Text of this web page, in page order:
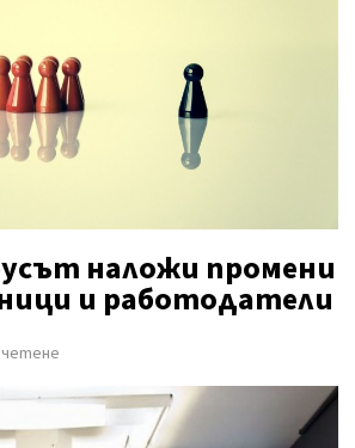
наложи промени
и работодатели
четене